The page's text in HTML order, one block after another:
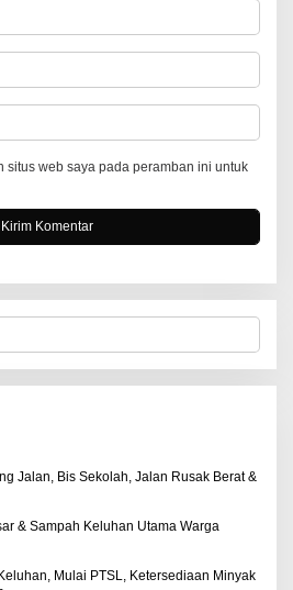
situs web saya pada peramban ini untuk
Jalan, Bis Sekolah, Jalan Rusak Berat &
& Sampah Keluhan Utama Warga
Mulai PTSL, Ketersediaan Minyak